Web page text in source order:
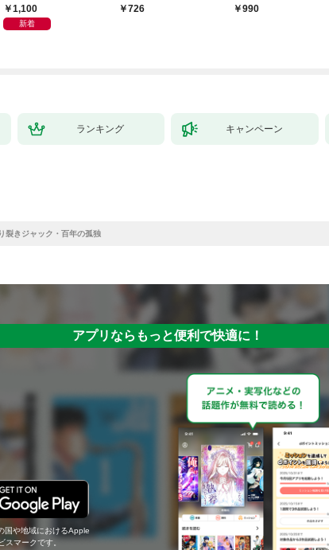
1,100
新着
726
990
ランキング キャンペーン
裂きジャック・百年の孤独
アプリならもっと便利で快適に！
国や地域におけるApple
マークです。